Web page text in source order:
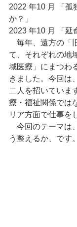
2022 年10 月 「孤
か？」
2023 年10 月 「延
毎年、遠方の「
て、それぞれの地
域医療」にまつわ
きました。今回は
二人を招いていま
療・福祉関係では
リア方面で仕事を
今回のテーマは
う整えるか、です。